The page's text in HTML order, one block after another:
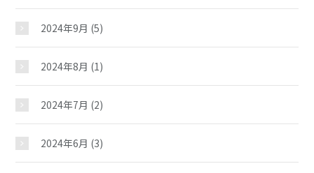
2024年9月 (5)
2024年8月 (1)
2024年7月 (2)
2024年6月 (3)